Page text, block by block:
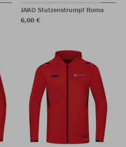
JAKO Stutzenstrumpf Roma
6,00 €